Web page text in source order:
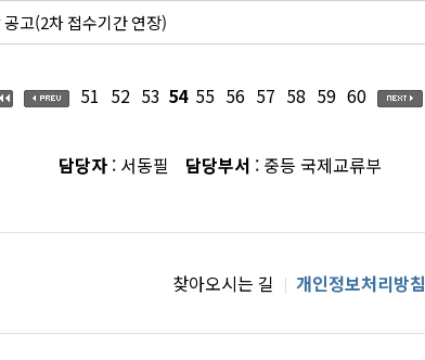
고(2차 접수기간 연장)
51 52 53 54 55 56 57 58 59 60
담당자 : 서동필 담당부서 : 중등 국제교류부
찾아오시는 길 개인정보처리방침